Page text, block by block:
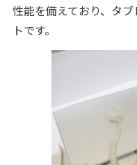
性能を備えており、タ
トです。